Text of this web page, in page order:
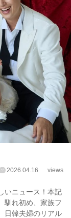
2026.04.16 views
いニュース！本記
馴れ初め、家族フ
日韓夫婦のリアル